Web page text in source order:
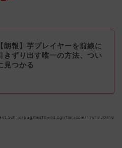
【朗報】芋プレイヤーを前線に
きずり出す唯一の方法、つい
見つかる
pug/test/read.cgi/famicom/1781830816